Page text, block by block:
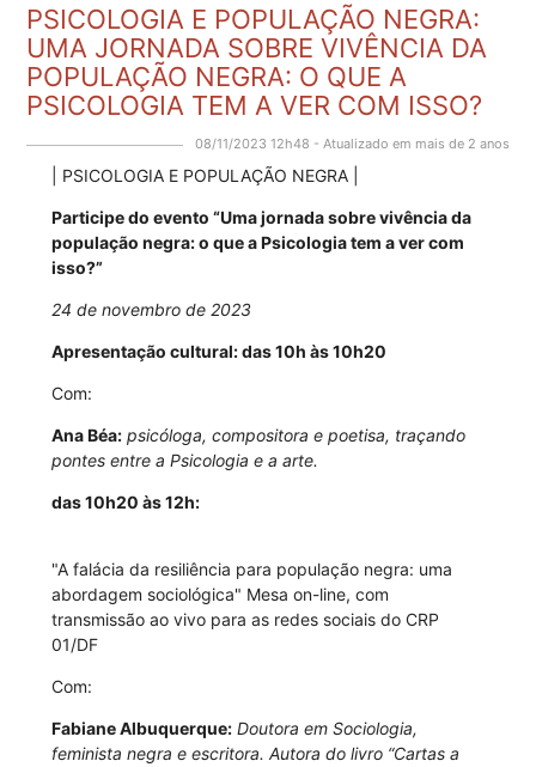
PSICOLOGIA E POPULAÇÃO NEGRA:
UMA JORNADA SOBRE VIVÊNCIA DA
POPULAÇÃO NEGRA: O QUE A
PSICOLOGIA TEM A VER COM ISSO?
08/11/2023 12h48 - Atualizado em mais de 2 anos
| PSICOLOGIA E POPULAÇÃO NEGRA |
Participe do evento “Uma jornada sobre vivência da
população negra: o que a Psicologia tem a ver com
isso?”
24 de novembro de 2023
Apresentação cultural: das 10h às 10h20
Com:
Ana Béa: psicóloga, compositora e poetisa, traçando
pontes entre a Psicologia e a arte.
das 10h20 às 12h:
"A falácia da resiliência para população negra: uma
abordagem sociológica" Mesa on-line, com
transmissão ao vivo para as redes sociais do CRP
01/DF
Com:
Fabiane Albuquerque: Doutora em Sociologia,
feminista negra e escritora. Autora do livro “Cartas a